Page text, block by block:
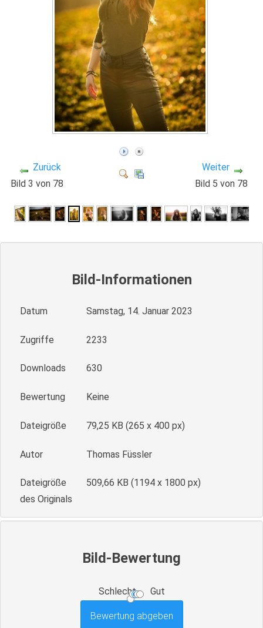
Zurück
Bild 3 von 78
Weiter
Bild 5 von 78
Bild-Informationen
Datum Samstag, 14. Januar 2023
Zugriffe 2233
Downloads 630
Bewertung Keine
Dateigröße 79,25 KB (265 x 400 px)
Autor Thomas Füssler
Dateigröße
des Originals
509,66 KB (1194 x 1800 px)
Bild-Bewertung
Schlecht Gut